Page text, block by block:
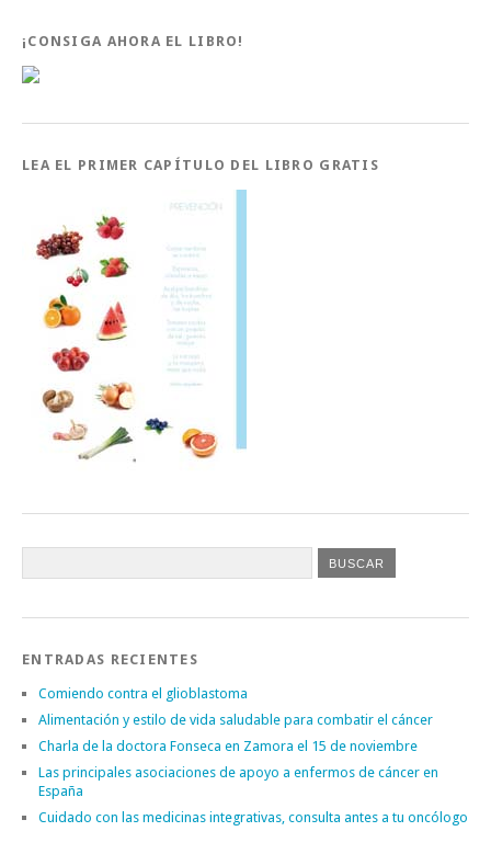
¡CONSIGA AHORA EL LIBRO!
LEA EL PRIMER CAPÍTULO DEL LIBRO GRATIS
ENTRADAS RECIENTES
Comiendo contra el glioblastoma
Alimentación y estilo de vida saludable para combatir el cáncer
Charla de la doctora Fonseca en Zamora el 15 de noviembre
Las principales asociaciones de apoyo a enfermos de cáncer en
España
Cuidado con las medicinas integrativas, consulta antes a tu oncólogo